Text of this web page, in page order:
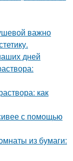
важно
дней
как
с помощью
из бумаги: